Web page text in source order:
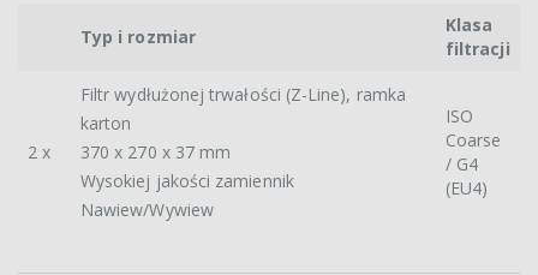
Typ i rozmiar
Klasa
filtracji
2 x
Filtr wydłużonej trwałości (Z-Line), ramka
karton
370 x 270 x 37 mm
Wysokiej jakości zamiennik
Nawiew/Wywiew
ISO
Coarse
/ G4
(EU4)